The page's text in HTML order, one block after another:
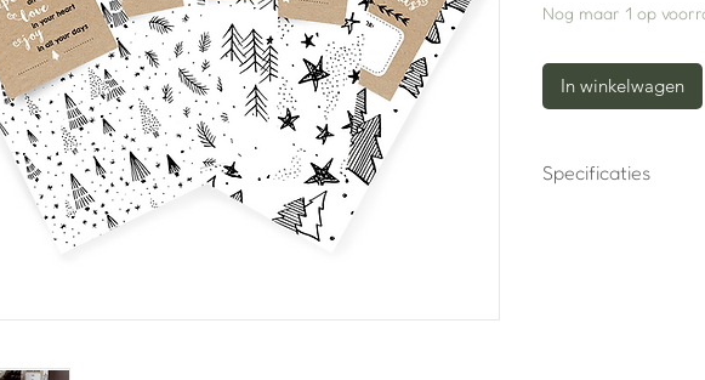
Nog maar 1 op
In winkelwagen
Specificaties